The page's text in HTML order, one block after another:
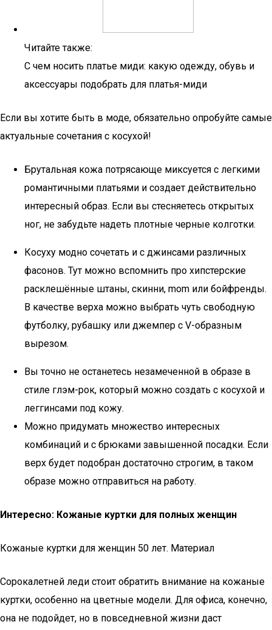
Читайте также:
С чем носить платье миди: какую одежду, обувь и
аксессуары подобрать для платья-миди
Если вы хотите быть в моде, обязательно опробуйте самые
актуальные сочетания с косухой!
Брутальная кожа потрясающе миксуется с легкими
романтичными платьями и создает действительно
интересный образ. Если вы стесняетесь открытых
ног, не забудьте надеть плотные черные колготки.
Косуху модно сочетать и с джинсами различных
фасонов. Тут можно вспомнить про хипстерские
расклешённые штаны, скинни, mom или бойфренды.
В качестве верха можно выбрать чуть свободную
футболку, рубашку или джемпер с V-образным
вырезом.
Вы точно не останетесь незамеченной в образе в
стиле глэм-рок, который можно создать с косухой и
леггинсами под кожу.
Можно придумать множество интересных
комбинаций и с брюками завышенной посадки. Если
верх будет подобран достаточно строгим, в таком
образе можно отправиться на работу.
Интересно: Кожаные куртки для полных женщин
Кожаные куртки для женщин 50 лет. Материал
Сорокалетней леди стоит обратить внимание на кожаные
куртки, особенно на цветные модели. Для офиса, конечно,
она не подойдет, но в повседневной жизни даст